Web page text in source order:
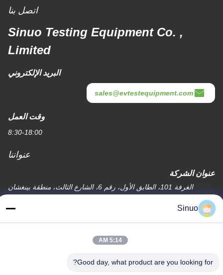
اتصل بنا
Sinuo Testing Equipment Co. ,
Limited
البريد الإلكتروني
sales@evtestequipment.com
وقت العمل
8:30-18:00
عنواننا
عنوان الشركة
الغرفة 101، الطابق الأول، رقم 6، الشارع الثالث، منطقة بينغشان
عنوان المصنع
الصناعية، شارع شيبي، منطقة بانيو، قوانغتشو، الصين
هاتف
Sinuo
5:14 AM
Good day, what product are you looking for?